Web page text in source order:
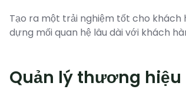
Tạo ra một trải nghiệm tốt cho khách
dựng mối quan hệ lâu dài với khách
Quản lý thương hiệu